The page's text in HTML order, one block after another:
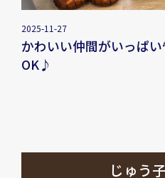
2025-11-27
かわいい仲間がいっぱ
OK♪
じゅう